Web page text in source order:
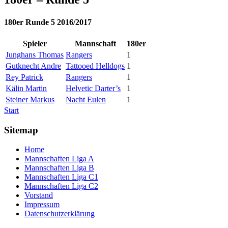
180er Runde 5 2016/2017
Spieler Mannschaft
180er
Junghans Thomas Rangers
1
Gutknecht Andre Tattooed Helldogs 1
Rey Patrick
Rangers
1
Kälin Martin
Helvetic Darter’s
1
Steiner Markus
Nacht Eulen
1
Start
Sitemap
Home
Mannschaften Liga A
Mannschaften Liga B
Mannschaften Liga C1
Mannschaften Liga C2
Vorstand
Impressum
Datenschutzerklärung